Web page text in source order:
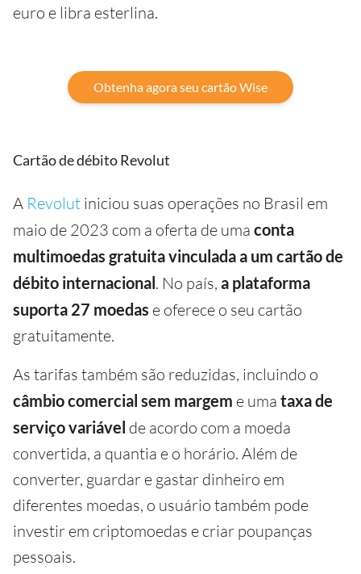
euro e libra esterlina.
Obtenha agora seu cartão Wise
Cartão de débito Revolut
A Revolut iniciou suas operações no Brasil em
maio de 2023 com a oferta de uma conta
multimoedas gratuita vinculada a um cartão de
débito internacional. No país, a plataforma
suporta 27 moedas e oferece o seu cartão
gratuitamente.
As tarifas também são reduzidas, incluindo o
câmbio comercial sem margem e uma taxa de
serviço variável de acordo com a moeda
convertida, a quantia e o horário. Além de
converter, guardar e gastar dinheiro em
diferentes moedas, o usuário também pode
investir em criptomoedas e criar poupanças
pessoais.